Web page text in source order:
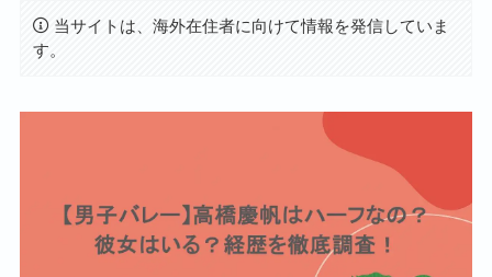
当サイトは、海外在住者に向けて情報を発信していま
す。